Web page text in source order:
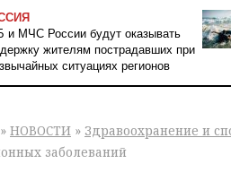
и МЧС России будут оказывать
жителям пострадавших при
ситуациях регионов
» НОВОСТИ » Здравоохранение и
заболеваний